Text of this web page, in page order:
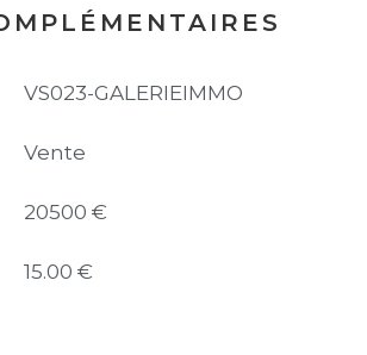
VS023-GALERIEIMMO
Vente
20500 €
15.00 €